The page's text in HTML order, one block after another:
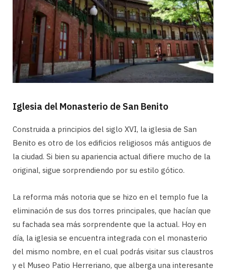
Iglesia del Monasterio de San Benito
Construida a principios del siglo XVI, la iglesia de San
Benito es otro de los edificios religiosos más antiguos de
la ciudad. Si bien su apariencia actual difiere mucho de la
original, sigue sorprendiendo por su estilo gótico.
La reforma más notoria que se hizo en el templo fue la
eliminación de sus dos torres principales, que hacían que
su fachada sea más sorprendente que la actual. Hoy en
día, la iglesia se encuentra integrada con el monasterio
del mismo nombre, en el cual podrás visitar sus claustros
y el Museo Patio Herreriano, que alberga una interesante